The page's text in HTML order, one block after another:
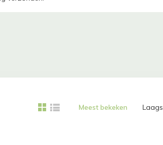
Meest bekeken